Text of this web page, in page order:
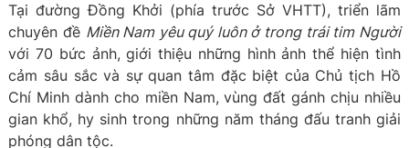
Tại đường Đồng Khởi (phía trước Sở VHTT), triển lãm
chuyên đề Miền Nam yêu quý luôn ở trong trái tim Người
với 70 bức ảnh, giới thiệu những hình ảnh thể hiện tình
cảm sâu sắc và sự quan tâm đặc biệt của Chủ tịch Hồ
Chí Minh dành cho miền Nam, vùng đất gánh chịu nhiều
gian khổ, hy sinh trong những năm tháng đấu tranh giải
phóng dân tộc.